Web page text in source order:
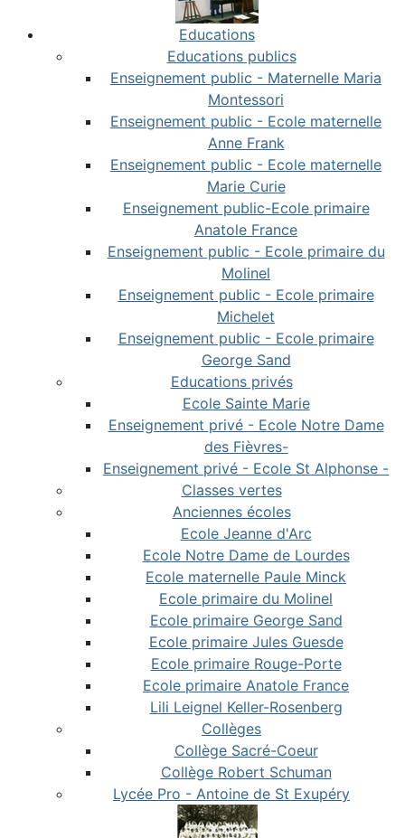
Educations
Educations publics
Enseignement public - Maternelle Maria
Montessori
Enseignement public - Ecole maternelle
Anne Frank
Enseignement public - Ecole maternelle
Marie Curie
Enseignement public-Ecole primaire
Anatole France
Enseignement public - Ecole primaire du
Molinel
Enseignement public - Ecole primaire
Michelet
Enseignement public - Ecole primaire
George Sand
Educations privés
Ecole Sainte Marie
Enseignement privé - Ecole Notre Dame
des Fièvres-
Enseignement privé - Ecole St Alphonse -
Classes vertes
Anciennes écoles
Ecole Jeanne d'Arc
Ecole Notre Dame de Lourdes
Ecole maternelle Paule Minck
Ecole primaire du Molinel
Ecole primaire George Sand
Ecole primaire Jules Guesde
Ecole primaire Rouge-Porte
Ecole primaire Anatole France
Lili Leignel Keller-Rosenberg
Collèges
Collège Sacré-Coeur
Collège Robert Schuman
Lycée Pro - Antoine de St Exupéry